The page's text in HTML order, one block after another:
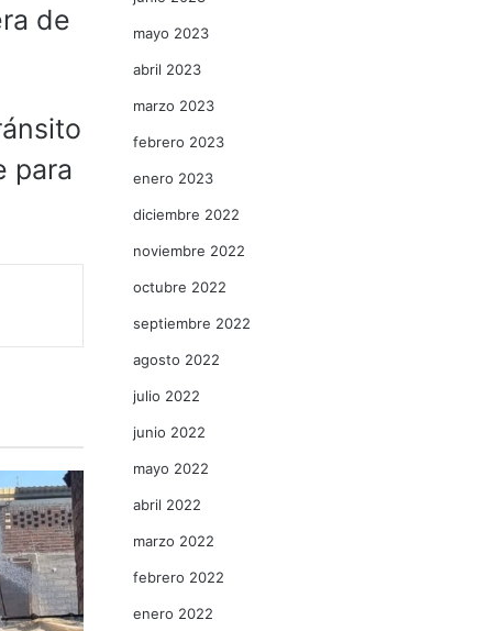
de
para
mayo 2023
abril 2023
marzo 2023
febrero 2023
enero 2023
diciembre 2022
noviembre 2022
octubre 2022
septiembre 2022
agosto 2022
julio 2022
junio 2022
mayo 2022
abril 2022
marzo 2022
febrero 2022
enero 2022